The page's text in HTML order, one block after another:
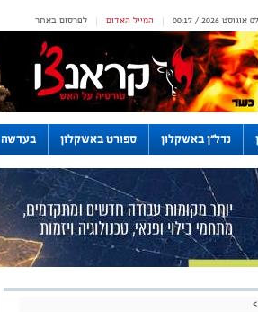
לפרסום באתר | המייל האדום | 07 אוגוסט 2026 / 00:17
נדל"ן באשקלון ספורט באשקלון בעדשה
>